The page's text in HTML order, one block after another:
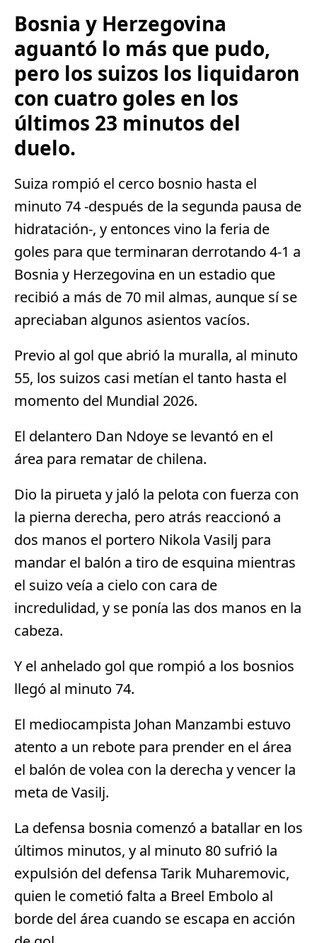
Bosnia y Herzegovina
aguantó lo más que pudo,
pero los suizos los liquidaron
con cuatro goles en los
últimos 23 minutos del
duelo.
Suiza rompió el cerco bosnio hasta el
minuto 74 -después de la segunda pausa de
hidratación-, y entonces vino la feria de
goles para que terminaran derrotando 4-1 a
Bosnia y Herzegovina en un estadio que
recibió a más de 70 mil almas, aunque sí se
apreciaban algunos asientos vacíos.
Previo al gol que abrió la muralla, al minuto
55, los suizos casi metían el tanto hasta el
momento del Mundial 2026.
El delantero Dan Ndoye se levantó en el
área para rematar de chilena.
Dio la pirueta y jaló la pelota con fuerza con
la pierna derecha, pero atrás reaccionó a
dos manos el portero Nikola Vasilj para
mandar el balón a tiro de esquina mientras
el suizo veía a cielo con cara de
incredulidad, y se ponía las dos manos en la
cabeza.
Y el anhelado gol que rompió a los bosnios
llegó al minuto 74.
El mediocampista Johan Manzambi estuvo
atento a un rebote para prender en el área
el balón de volea con la derecha y vencer la
meta de Vasilj.
La defensa bosnia comenzó a batallar en los
últimos minutos, y al minuto 80 sufrió la
expulsión del defensa Tarik Muharemovic,
quien le cometió falta a Breel Embolo al
borde del área cuando se escapa en acción